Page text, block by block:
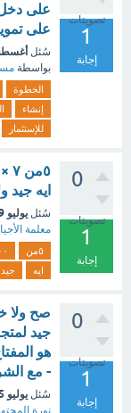
تصويتات
1
إجابة
على
على
سُئل
بواسطة
الخطوة
إنشاء
للإستثمار
0
تصويتات
1
إجابة
ايه جيد
سُئل يوليو 19
معلمة
٥من
ايه
جيد
0
تصويتات
1
إجابة
صح ولا
جيد
هو
- مع
سُئل يوليو 15
نورة